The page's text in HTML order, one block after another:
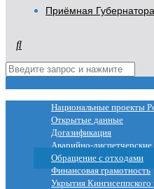
Приёмная
Национальные проекты
Открытые данные
Догазификация
Аварийно-
Обращение с отходами
Финансовая грамотность
Укрытия Кингисеппского